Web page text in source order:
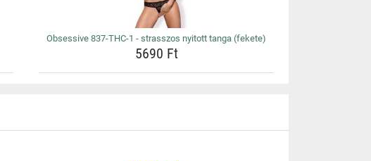
Obsessive 837-THC-1 - strasszos nyitott tanga (fekete)
5690 Ft